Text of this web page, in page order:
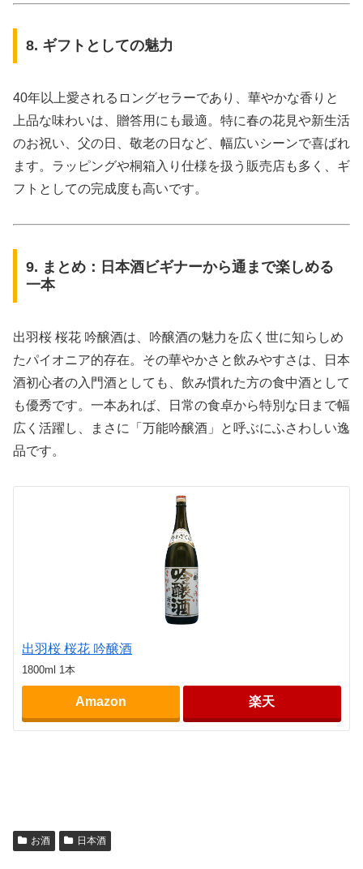
8. ギフトとしての魅力
40年以上愛されるロングセラーであり、華やかな香りと
上品な味わいは、贈答用にも最適。特に春の花見や新生活
のお祝い、父の日、敬老の日など、幅広いシーンで喜ばれ
ます。ラッピングや桐箱入り仕様を扱う販売店も多く、ギ
フトとしての完成度も高いです。
9. まとめ：日本酒ビギナーから通まで楽しめる
一本
出羽桜 桜花 吟醸酒は、吟醸酒の魅力を広く世に知らしめ
たパイオニア的存在。その華やかさと飲みやすさは、日本
酒初心者の入門酒としても、飲み慣れた方の食中酒として
も優秀です。一本あれば、日常の食卓から特別な日まで幅
広く活躍し、まさに「万能吟醸酒」と呼ぶにふさわしい逸
品です。
出羽桜 桜花 吟醸酒
1800ml 1本
Amazon 楽天
お酒 日本酒